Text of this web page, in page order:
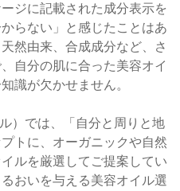
ジに記載された成分表示を
らない」と感じたことはあ
然由来、合成成分など、さ
自分の肌に合った美容オイ
識が欠かせません。
）では、「自分と周りと地
トに、オーガニックや自然
ルを厳選してご提案してい
おいを与える美容オイル選